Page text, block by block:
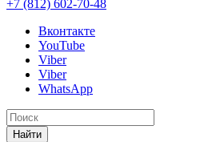
+7 (812) 602-70-48
Вконтакте
YouTube
Viber
Viber
WhatsApp
Найти